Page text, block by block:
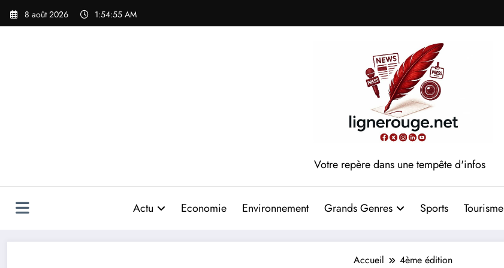
Aller
8 août 2026 1:54:55 AM
Votre repère dans une tempête d'infos
Actu Economie Environnement Grands Genres Sports Tourisme
Accueil 4ème édition